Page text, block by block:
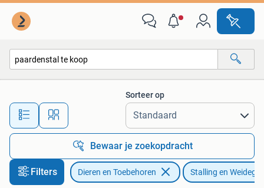
Alle afstanden…
Sorteer op
Bewaar je zoekopdracht
Filters Dieren en Toebehoren Stalling en